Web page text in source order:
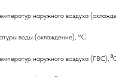
наружного воздуха
воды (охлаждение), °С
наружного воздуха (ГВС),